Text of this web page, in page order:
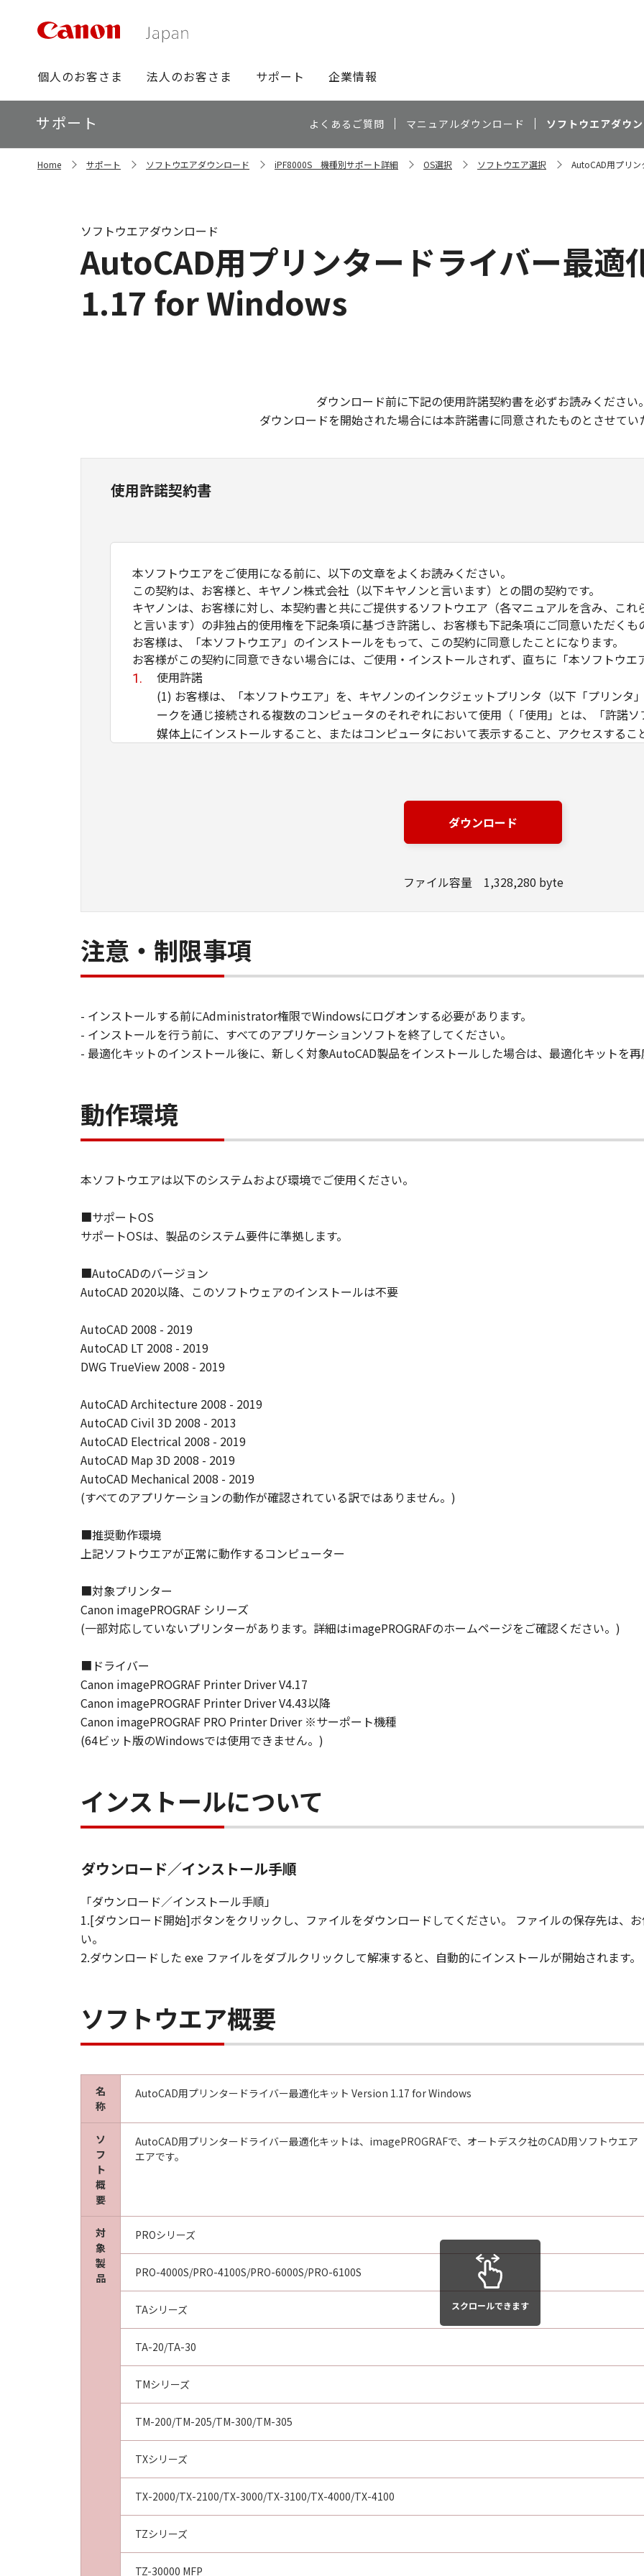
グ
ロ
ー
バ
ビ
個人のお客さま 法人のお客さま サポート 企業情報
ロ
ー
カ
ル
サポート よくあるご質問 マニュアルダウンロード ソフトウエアダウ
Home サポート ソフトウエアダウンロード iPF8000S 機種別サポート詳細 OS選択 ソフトウエア選択 AutoCAD用プリ
AutoCAD用プリンタードライバー最適
1.17 for Windows
ソフトウエアダウンロード
ダウンロード前に下記の使用許諾契約書を必ずお読みください。
ダウンロードを開始された場合には本許諾書に同意されたものとさせてい
使用許諾契約書
本ソフトウエアをご使用になる前に、以下の文章をよくお読みください。
この契約は、お客様と、キヤノン株式会社（以下キヤノンと言います）との間の契約です。
キヤノンは、お客様に対し、本契約書と共にご提供するソフトウエア（各マニュアルを含み、これ
と言います）の非独占的使用権を下記条項に基づき許諾し、お客様も下記条項にご同意いただくも
お客様は、「本ソフトウエア」のインストールをもって、この契約に同意したことになります。
お客様がこの契約に同意できない場合には、ご使用・インストールされず、直ちに「本ソフトウエ
使用許諾
(1) お客様は、「本ソフトウエア」を、キヤノンのインクジェットプリンタ（以下「プリンタ
ークを通じ接続される複数のコンピュータのそれぞれにおいて使用（「使用」とは、「許諾
媒体上にインストールすること、またはコンピュータにおいて表示すること、アクセスするこ
ものとします。 (2) お客様は、再使用許諾、譲渡、頒布、貸与その他の方法により、第三者に
(3) お客様は、「本ソフトウエア」の全部または一部を修正、改変、リバース・エンジニアリ
(4) 本契約に明示的に定める場合を除き、キヤノンは「本ソフトウエア」に関する知的財産権
「本ソフトウエア」及びその複製物に係る権限及び所有権は、その内容によりキヤノンまたは
す。
「許諾ソフトウエア」が、CD-ROM等の記憶媒体に格納されて提供されている場合、キヤノン
購入した日から90日の間、「許諾ソフトウエア」が格納されている記憶媒体（以下「メディア
いことを保証します。当該保証期間中に「メディア」に物理的な欠陥が発見された場合には、
(1) 「本ソフトウエア」は、『現状のまま』の状態で使用許諾されます。キヤノン、キヤノンの関連
店は、「本ソフトウエア」に関して、商品性及び特定の目的への適合性の保証を含め、いかなる保
一切しないものとします。
る損害（逸失利益及びその他の派生的または付随的な損害を含むがこれらに限定されない）につい
す。例え、キヤノン、キヤノンの関連会社、それらの販売代理店及び販売店がかかる損害の可能性
(3) キヤノン、キヤノンの関連会社、それらの販売代理店及び販売店は、「本ソフトウエア」の使用
者との間に生じたいかなる紛争についても、一切責任を負わないものとします。
様の唯一の救済です。
輸出
間接に輸出してはなりません。
契約期間
(1) 本契約は、お客様が「本ソフトウエア」をインストールされた時点で発効し、下記(2)または(3)
(2) お客様は、「本ソフトウエア」及びその複製物のすべてを廃棄及び消去することにより、本契約
(3) キヤノンは、お客様が本契約のいずれかの条項に違反した場合、直ちに本契約を終了させること
(4) お客様は、上記(3)による本契約の終了後直ちに、「本ソフトウエア」及びその複製物のすべて
準拠法
本契約は、日本国法に準拠するものとします。
U.S. GOVERNMENT RESTRICTED RIGHTS NOTICE:
The Software is a "commercial item," as that term is defined at 48 C.F.R. 2.101 (Oct 1995),
with 48 C.F.R. 12.212 and 48 C.F.R. 227.7202-1 through 227.7202-4 (June 1995), all U.S.
Software with only those rights set forth herein. Manufacturer is Canon Inc./30-2, Shimomaruko
本条において、"the Software"という語は、本契約における「本ソフトウエア」を意味するものとし
以上
ダウンロード
ファイル容量 1,328,280 byte
注意・制限事項
- インストールする前にAdministrator権限でWindowsにログオンする必要があります。
- インストールを行う前に、すべてのアプリケーションソフトを終了してください。
- 最適化キットのインストール後に、新しく対象AutoCAD製品をインストールした場合は、最適化キットを再
動作環境
本ソフトウエアは以下のシステムおよび環境でご使用ください。
■サポートOS
サポートOSは、製品のシステム要件に準拠します。
■AutoCADのバージョン
AutoCAD 2020以降、このソフトウェアのインストールは不要
AutoCAD 2008 - 2019
AutoCAD LT 2008 - 2019
DWG TrueView 2008 - 2019
AutoCAD Architecture 2008 - 2019
AutoCAD Civil 3D 2008 - 2013
AutoCAD Electrical 2008 - 2019
AutoCAD Map 3D 2008 - 2019
AutoCAD Mechanical 2008 - 2019
(すべてのアプリケーションの動作が確認されている訳ではありません。)
■推奨動作環境
上記ソフトウエアが正常に動作するコンピューター
■対象プリンター
Canon imagePROGRAF シリーズ
(一部対応していないプリンターがあります。詳細はimagePROGRAFのホームページをご確認ください。)
■ドライバー
Canon imagePROGRAF Printer Driver V4.17
Canon imagePROGRAF Printer Driver V4.43以降
Canon imagePROGRAF PRO Printer Driver ※サーポート機種
(64ビット版のWindowsでは使用できません。)
インストールについて
ダウンロード／インストール手順
「ダウンロード／インストール手順」
1.[ダウンロード開始]ボタンをクリックし、ファイルをダウンロードしてください。 ファイルの保存先は、
い。
2.ダウンロードした exe ファイルをダブルクリックして解凍すると、自動的にインストールが開始されます。
ソフトウエア概要
名
称
AutoCAD用プリンタードライバー最適化キット Version 1.17 for Windows
ソ
フ
ト
概
要
AutoCAD用プリンタードライバー最適化キットは、imagePROGRAFで、オートデスク社のCAD用ソフトウエア
エアです。
対
象
製
品
PROシリーズ
PRO-4000S/PRO-4100S/PRO-6000S/PRO-6100S
TAシリーズ
TA-20/TA-30
TMシリーズ
TM-200/TM-205/TM-300/TM-305
TXシリーズ
TX-2000/TX-2100/TX-3000/TX-3100/TX-4000/TX-4100
TZシリーズ
TZ-30000 MFP
スクロールできます